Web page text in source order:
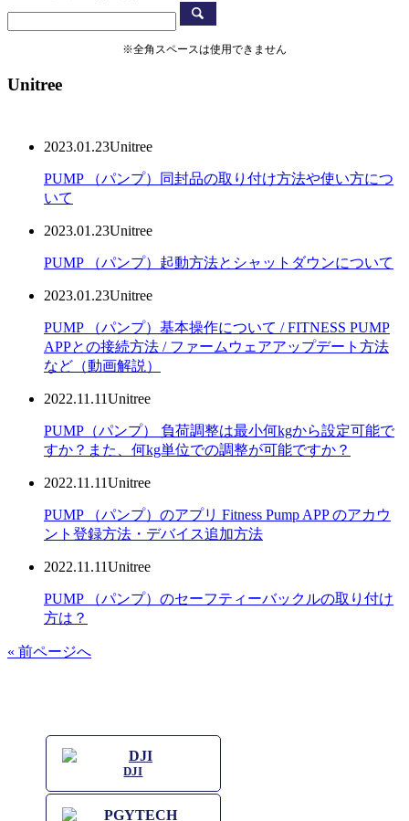
※全角スペースは使用できません
Unitree
2023.01.23Unitree
PUMP （パンプ）同封品の取り付け方法や使い方につ
いて
2023.01.23Unitree
PUMP （パンプ）起動方法とシャットダウンについて
2023.01.23Unitree
PUMP （パンプ）基本操作について / FITNESS PUMP
APPとの接続方法 / ファームウェアアップデート方法
など（動画解説）
2022.11.11Unitree
PUMP（パンプ） 負荷調整は最小何kgから設定可能で
すか？また、何kg単位での調整が可能ですか？
2022.11.11Unitree
PUMP （パンプ）のアプリ Fitness Pump APP のアカウ
ント登録方法・デバイス追加方法
2022.11.11Unitree
PUMP （パンプ）のセーフティーバックルの取り付け
方は？
« 前ページへ
DJI